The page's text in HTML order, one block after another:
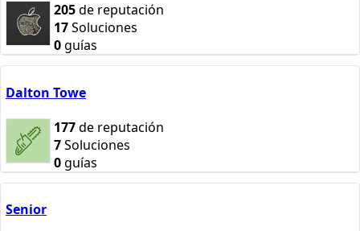
205de reputación
17Soluciones
0guías
Dalton Towe
177de reputación
7Soluciones
0guías
Senior